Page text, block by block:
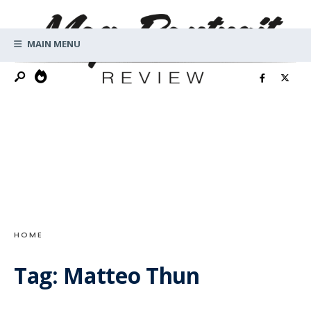
contentMAIN MENU
HOME
Tag: Matteo Thun